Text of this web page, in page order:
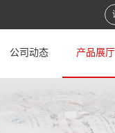
公司动态 产品展厅